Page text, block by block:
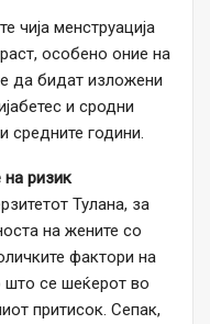
чија менструација
особено оние на
да бидат изложени
и сродни
средните години.
ризик
Тулана, за
на жените со
фактори на
што се шеќерот во
притисок. Сепак,